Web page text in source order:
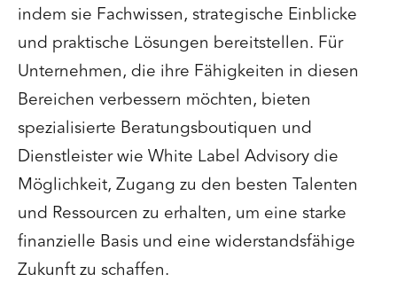
indem sie Fachwissen, strategische Einblicke
und praktische Lösungen bereitstellen. Für
Unternehmen, die ihre Fähigkeiten in diesen
Bereichen verbessern möchten, bieten
spezialisierte Beratungsboutiquen und
Dienstleister wie White Label Advisory die
Möglichkeit, Zugang zu den besten Talenten
und Ressourcen zu erhalten, um eine starke
finanzielle Basis und eine widerstandsfähige
Zukunft zu schaffen.